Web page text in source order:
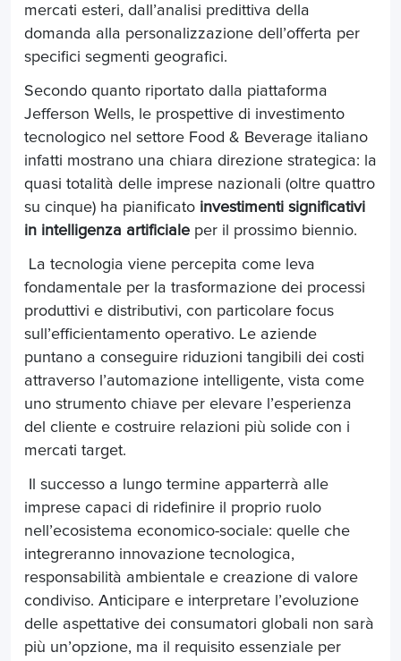
mercati esteri, dall’analisi predittiva della
domanda alla personalizzazione dell’offerta per
specifici segmenti geografici.
Secondo quanto riportato dalla piattaforma
Jefferson Wells, le prospettive di investimento
tecnologico nel settore Food & Beverage italiano
infatti mostrano una chiara direzione strategica: la
quasi totalità delle imprese nazionali (oltre quattro
su cinque) ha pianificato investimenti significativi
in intelligenza artificiale per il prossimo biennio.
La tecnologia viene percepita come leva
fondamentale per la trasformazione dei processi
produttivi e distributivi, con particolare focus
sull’efficientamento operativo. Le aziende
puntano a conseguire riduzioni tangibili dei costi
attraverso l’automazione intelligente, vista come
uno strumento chiave per elevare l’esperienza
del cliente e costruire relazioni più solide con i
mercati target.
Il successo a lungo termine apparterrà alle
imprese capaci di ridefinire il proprio ruolo
nell’ecosistema economico-sociale: quelle che
integreranno innovazione tecnologica,
responsabilità ambientale e creazione di valore
condiviso. Anticipare e interpretare l’evoluzione
delle aspettative dei consumatori globali non sarà
più un’opzione, ma il requisito essenziale per